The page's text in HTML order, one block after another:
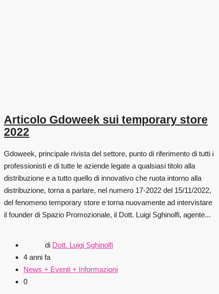
Articolo Gdoweek sui temporary store
2022
Gdoweek, principale rivista del settore, punto di riferimento di tutti i
professionisti e di tutte le aziende legate a qualsiasi titolo alla
distribuzione e a tutto quello di innovativo che ruota intorno alla
distribuzione, torna a parlare, nel numero 17-2022 del 15/11/2022,
del fenomeno temporary store e torna nuovamente ad intervistare
il founder di Spazio Promozionale, il Dott. Luigi Sghinolfi, agente...
di Dott. Luigi Sghinolfi
4 anni fa
News + Eventi + Informazioni
0